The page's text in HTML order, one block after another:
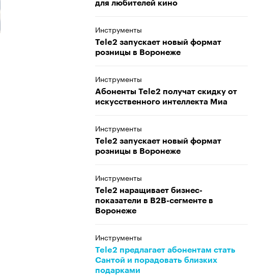
для любителей кино
Инструменты
Tele2 запускает новый формат
розницы в Воронеже
Инструменты
Абоненты Tele2 получат скидку от
искусственного интеллекта Миа
Инструменты
Tele2 запускает новый формат
розницы в Воронеже
Инструменты
Tele2 наращивает бизнес-
показатели в B2B-сегменте в
Воронеже
Инструменты
Tele2 предлагает абонентам стать
Сантой и порадовать близких
подарками